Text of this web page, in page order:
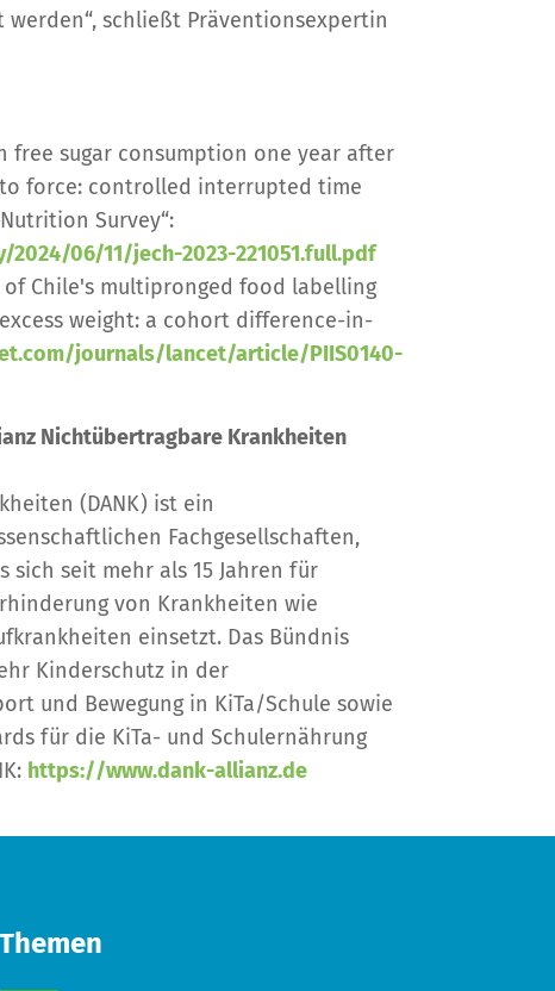
schließt Präventionsexpertin
free sugar consumption one year after
force: controlled interrupted time
Survey“:
06/11/jech-2023-221051.full.pdf
of Chile's multipronged food labelling
weight: a cohort difference-in-
journals/lancet/article/PIIS0140-
Nichtübertragbare Krankheiten
(DANK) ist ein
Fachgesellschaften,
sich seit mehr als 15 Jahren für
von Krankheiten wie
einsetzt. Das Bündnis
Kinderschutz in der
und Bewegung in KiTa/Schule sowie
für die KiTa- und Schulernährung
https://www.dank-allianz.de
Themen